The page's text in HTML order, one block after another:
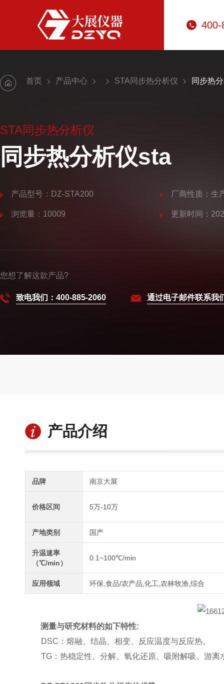
400-
首页 产品中心 STA同步热分析仪 同步热
STA同步热分析仪
同步热分析仪sta
产品型号：DZ-STA200 厂商性质：生
浏览量：10009 更新时间：
您想了解这款产品?
致电我们：400-885-2060 通过电子邮件联系我
产品介绍
品牌 南京大展
价格区间 5万-10万
产地类别 国产
升温速率
（℃/min）
0.1~100℃/min
应用领域 环保,食品/农产品,化工,农林牧渔,综合
测量与研究材料的如下特性:
DSC：熔融、结晶、相变、反应温度与反应热。
TG：热稳定性、分解、氧化还原、吸附解吸、游离